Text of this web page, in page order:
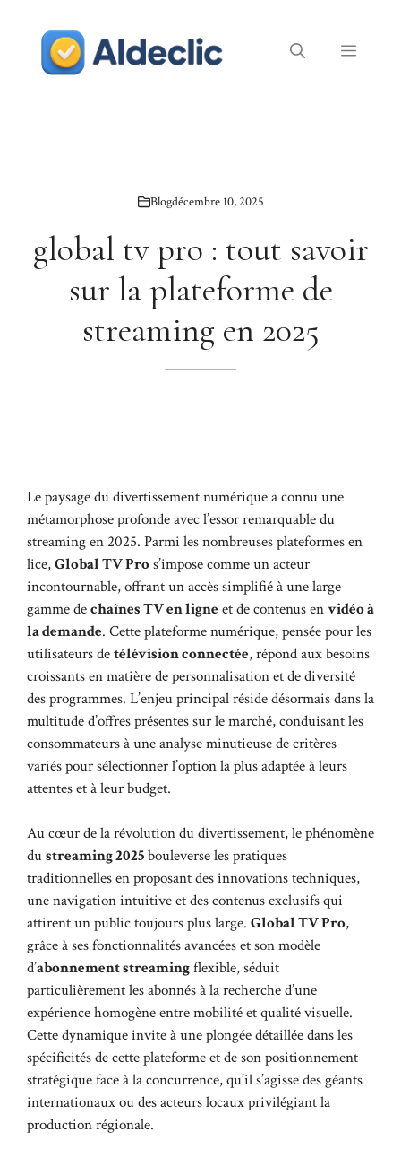
Menu
Blogdécembre 10, 2025
global tv pro : tout savoir
sur la plateforme de
streaming en 2025
Le paysage du divertissement numérique a connu une
métamorphose profonde avec l’essor remarquable du
streaming en 2025. Parmi les nombreuses plateformes en
lice,Global TV Pros’impose comme un acteur
incontournable, offrant un accès simplifié à une large
gamme dechaînes TV en ligneet de contenus envidéo à
la demande. Cette plateforme numérique, pensée pour les
utilisateurs detélévision connectée, répond aux besoins
croissants en matière de personnalisation et de diversité
des programmes. L’enjeu principal réside désormais dans la
multitude d’offres présentes sur le marché, conduisant les
consommateurs à une analyse minutieuse de critères
variés pour sélectionner l’option la plus adaptée à leurs
attentes et à leur budget.
Au cœur de la révolution du divertissement, le phénomène
dustreaming 2025bouleverse les pratiques
traditionnelles en proposant des innovations techniques,
une navigation intuitive et des contenus exclusifs qui
attirent un public toujours plus large. Global TV Pro,
grâce à ses fonctionnalités avancées et son modèle
d’abonnement streamingflexible, séduit
particulièrement les abonnés à la recherche d’une
expérience homogène entre mobilité et qualité visuelle.
Cette dynamique invite à une plongée détaillée dans les
spécificités de cette plateforme et de son positionnement
stratégique face à la concurrence, qu’il s’agisse des géants
internationaux ou des acteurs locaux privilégiant la
production régionale.